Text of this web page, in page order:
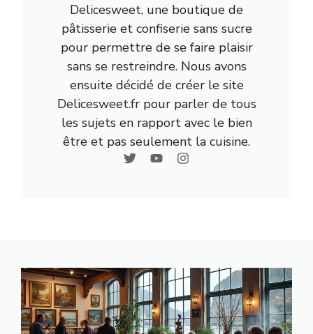
Delicesweet, une boutique de
pâtisserie et confiserie sans sucre
pour permettre de se faire plaisir
sans se restreindre. Nous avons
ensuite décidé de créer le site
Delicesweet.fr pour parler de tous
les sujets en rapport avec le bien
être et pas seulement la cuisine.